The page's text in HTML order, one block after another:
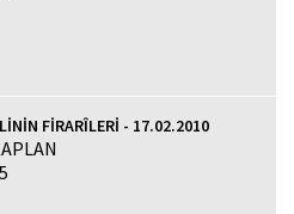
FİRARÎLERİ - 17.02.2010